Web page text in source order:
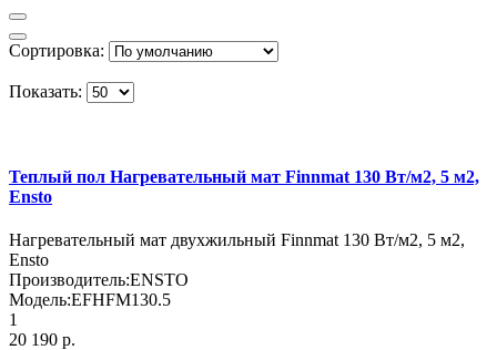
Сортировка:
Показать:
Теплый пол Нагревательный мат Finnmat 130 Вт/м2, 5 м2,
Ensto
Нагревательный мат двухжильный Finnmat 130 Вт/м2, 5 м2,
Ensto
Производитель:ENSTO
Модель:EFHFM130.5
1
20 190 р.